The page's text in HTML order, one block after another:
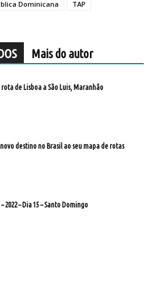
Dominicana TAP
Mais do autor
rota de Lisboa a São Luis, Maranhão
destino no Brasil ao seu mapa de rotas
2022 – Dia 15 – Santo Domingo